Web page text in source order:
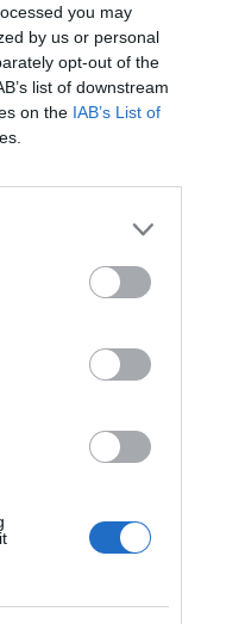
you may
by us or personal
opt-out of the
list of downstream
on the IAB’s List of